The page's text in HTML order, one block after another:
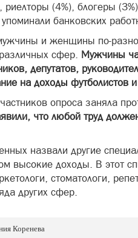
риелторы (4%), блогеры
банковских
и женщины по-
сфер. Мужчины
депутатов,
на доходы футболистов
опроса заняла
что любой труд
назвали другие
высокие доходы. В этот
стоматологи,
других сфер.
Коренева